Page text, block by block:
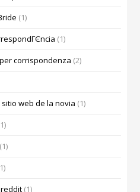
(1)
(1)
corrispondenza (2)
web de la novia (1)
(1)
(1)